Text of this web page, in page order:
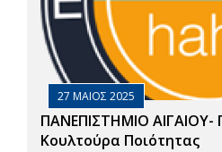
27 ΜΑΙΟΣ 2025
ΠΑΝΕΠΙΣΤΗΜΙΟ ΑΙΓΑΙΟΥ-
Κουλτούρα Ποιότητας